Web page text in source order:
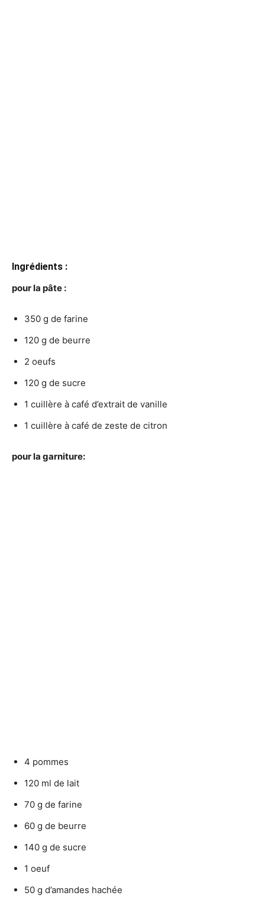
Ingrédients :
pour la pâte :
350 g de farine
120 g de beurre
2 oeufs
120 g de sucre
1 cuillère à café d’extrait de vanille
1 cuillère à café de zeste de citron
pour la garniture:
4 pommes
120 ml de lait
70 g de farine
60 g de beurre
140 g de sucre
1 oeuf
50 g d’amandes hachée